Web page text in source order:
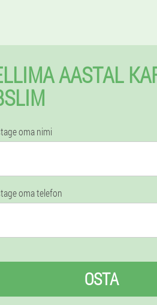
AASTAL
oma nimi
oma telefon
OSTA